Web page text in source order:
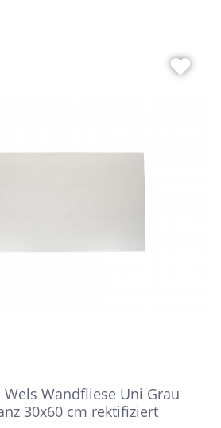
Wels Wandfliese Uni Grau
30x60 cm rektifiziert